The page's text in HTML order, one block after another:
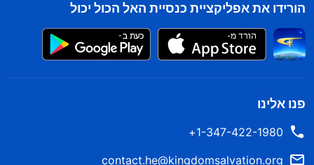
הורידו את אפליקציית כנסיית האל הכול יכול
פנו אלינו
1-347-422-1980+
contact.he@kingdomsalvation.org